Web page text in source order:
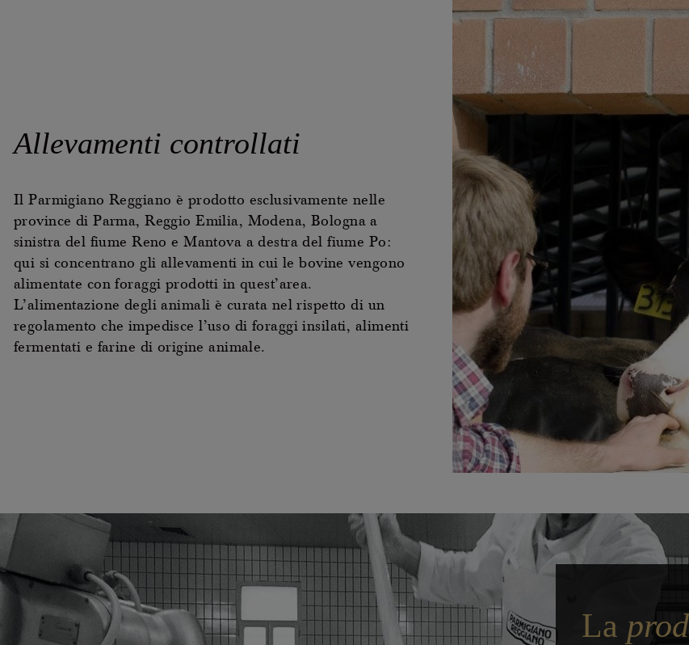
Allevamenti controllati
Il Parmigiano Reggiano è prodotto esclusivamente nelle
province di Parma, Reggio Emilia, Modena, Bologna a
sinistra del fiume Reno e Mantova a destra del fiume Po:
qui si concentrano gli allevamenti in cui le bovine vengono
alimentate con foraggi prodotti in quest’area.
L’alimentazione degli animali è curata nel rispetto di un
regolamento che impedisce l’uso di foraggi insilati, alimenti
fermentati e farine di origine animale.
La